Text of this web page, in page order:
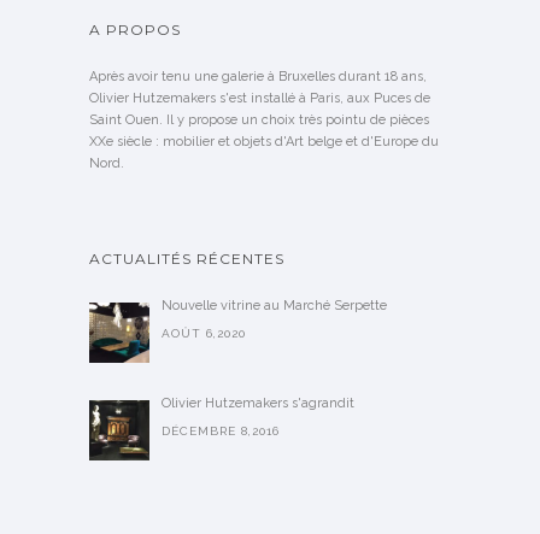
A PROPOS
Après avoir tenu une galerie à Bruxelles durant 18 ans,
Olivier Hutzemakers s'est installé à Paris, aux Puces de
Saint Ouen. Il y propose un choix très pointu de pièces
XXe siècle : mobilier et objets d'Art belge et d'Europe du
Nord.
ACTUALITÉS RÉCENTES
Nouvelle vitrine au Marché Serpette
AOÛT 6,2020
Olivier Hutzemakers s'agrandit
DÉCEMBRE 8,2016